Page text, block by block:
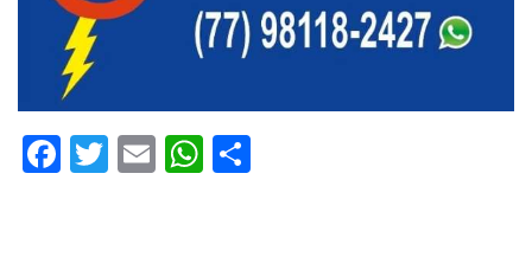
Facebook
Twitter
EmailWhatsApp